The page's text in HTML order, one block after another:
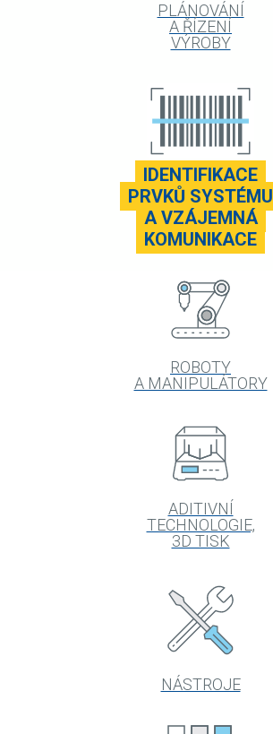
PLÁNOVÁNÍ
A ŘÍZENÍ
VÝROBY
IDENTIFIKACE
PRVKŮ SYSTÉMU
A VZÁJEMNÁ
KOMUNIKACE
ROBOTY
A MANIPULÁTORY
ADITIVNÍ
TECHNOLOGIE,
3D TISK
NÁSTROJE